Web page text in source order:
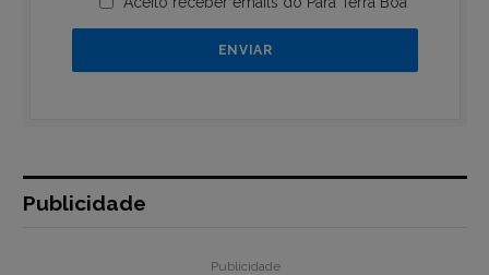
Publicidade
Publicidade